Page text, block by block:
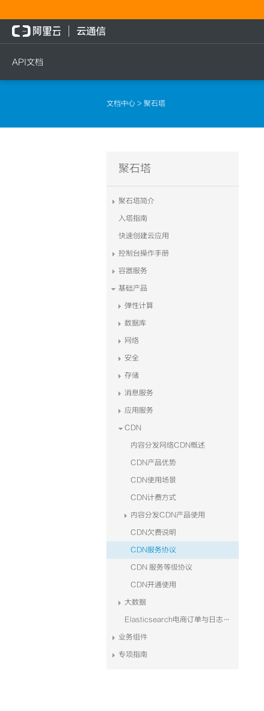
API文档
文档中心 > 聚石塔
聚石塔
聚石塔简介
入塔指南
快速创建云应用
控制台操作手册
容器服务
基础产品
弹性计算
数据库
网络
安全
存储
消息服务
应用服务
CDN
内容分发网络CDN概述
CDN产品优势
CDN使用场景
CDN计费方式
内容分发CDN产品使用
CDN欠费说明
CDN服务协议
CDN 服务等级协议
CDN开通使用
大数据
Elasticsearch电商订单与日志系统解决方案
业务组件
专项指南